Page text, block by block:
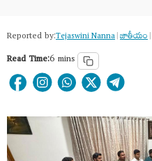
Reported by:Tejaswini Nanna|జాతీయం|
Read Time:6 mins